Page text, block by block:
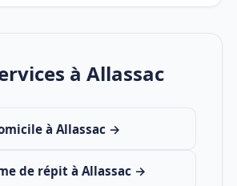
à Allassac
à Allassac →
de répit à Allassac →